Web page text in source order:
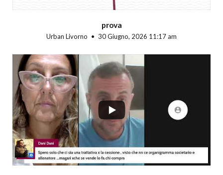
prova
Urban Livorno 30 Giugno, 2026 11:17 am